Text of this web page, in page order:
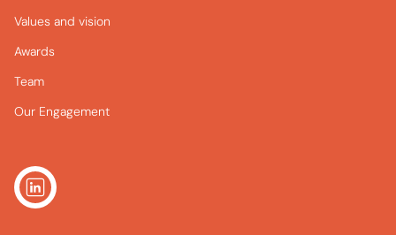
Values and vision
Awards
Team
Our Engagement